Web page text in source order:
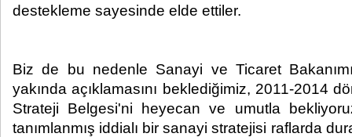
destekleme sayesinde elde ettiler.
Biz de bu nedenle Sanayi ve Ticaret
yakında açıklamasını beklediğimiz, 2011-2014
Strateji Belgesi'ni heyecan ve umutla
tanımlanmış iddialı bir sanayi stratejisi raflarda